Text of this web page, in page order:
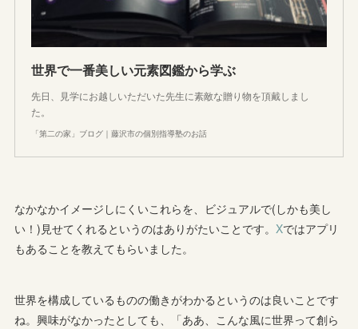
世界で一番美しい元素図鑑から学ぶ
先日、見学にお越しいただいた先生に素敵な贈り物を頂戴しまし
た。
「第二の家」ブログ｜藤沢市の個別指導塾のお話
なかなかイメージしにくいこれらを、ビジュアルで(しかも美し
い！)見せてくれるというのはありがたいことです。Xではアプリ
もあることを教えてもらいました。
世界を構成しているものの働きがわかるというのは良いことです
ね。興味がなかったとしても、「ああ、こんな風に世界って創ら